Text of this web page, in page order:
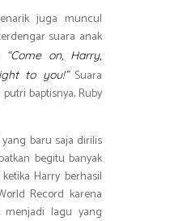
juga muncul
suara anak
“Come on, Harry,
to you!”Suara
baptisnya, Ruby
yang baru saja dirilis
begitu banyak
Harry berhasil
Record karena
menjadi lagu yang